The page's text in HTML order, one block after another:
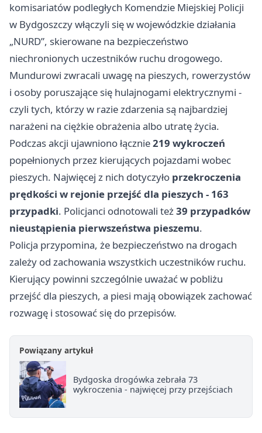
komisariatów podległych Komendzie Miejskiej Policji
w Bydgoszczy włączyli się w wojewódzkie działania
„NURD”, skierowane na bezpieczeństwo
niechronionych uczestników ruchu drogowego.
Mundurowi zwracali uwagę na pieszych, rowerzystów
i osoby poruszające się hulajnogami elektrycznymi -
czyli tych, którzy w razie zdarzenia są najbardziej
narażeni na ciężkie obrażenia albo utratę życia.
Podczas akcji ujawniono łącznie219 wykroczeń
popełnionych przez kierujących pojazdami wobec
pieszych. Najwięcej z nich dotyczyło przekroczenia
prędkości w rejonie przejść dla pieszych - 163
przypadki. Policjanci odnotowali też39 przypadków
nieustąpienia pierwszeństwa pieszemu.
Policja przypomina, że bezpieczeństwo na drogach
zależy od zachowania wszystkich uczestników ruchu.
Kierujący powinni szczególnie uważać w pobliżu
przejść dla pieszych, a piesi mają obowiązek zachować
rozwagę i stosować się do przepisów.
Powiązany artykuł
Bydgoska drogówka zebrała 73
wykroczenia - najwięcej przy przejściach